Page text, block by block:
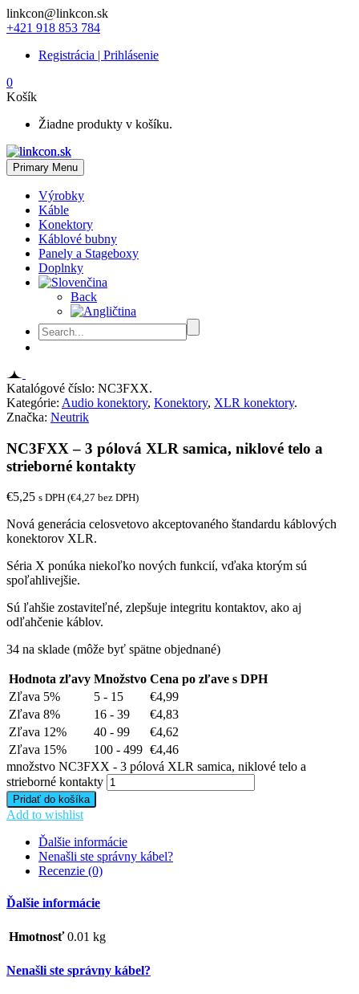
linkcon@linkcon.sk
+421 918 853 784
Registrácia | Prihlásenie
0
Košík
Žiadne produkty v košíku.
Primary Menu
Výrobky
Káble
Konektory
Káblové bubny
Panely a Stageboxy
Doplnky
Back
Katalógové číslo: NC3FXX.
Kategórie: Audio konektory, Konektory, XLR konektory.
Značka: Neutrik
NC3FXX – 3 pólová XLR samica, niklové telo a
strieborné kontakty
€5,25 s DPH (€4,27 bez DPH)
Nová generácia celosvetovo akceptovaného štandardu káblových
konektorov XLR.
Séria X ponúka niekoľko nových funkcií, vďaka ktorým sú
spoľahlivejšie.
Sú ľahšie zostaviteľné, zlepšuje integritu kontaktov, ako aj
odľahčenie káblov.
34 na sklade (môže byť spätne objednané)
Hodnota zľavy Množstvo Cena po zľave s DPH
Zľava 5%
5 - 15 €4,99
Zľava 8%
16 - 39 €4,83
Zľava 12%
40 - 99 €4,62
Zľava 15%
100 - 499 €4,46
množstvo NC3FXX - 3 pólová XLR samica, niklové telo a
strieborné kontakty
Pridať do košíka
Add to wishlist
Ďalšie informácie
Nenašli ste správny kábel?
Recenzie (0)
Ďalšie informácie
Hmotnosť 0.01 kg
Nenašli ste správny kábel?